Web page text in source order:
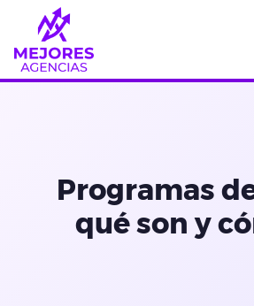
contenido
Programas
qué son y